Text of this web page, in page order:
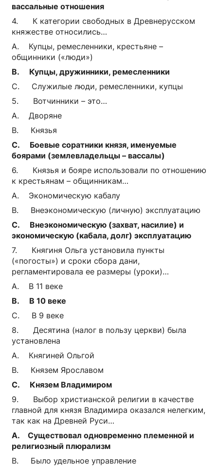
вассальные отношения
4. К категории свободных в Древнерусском
княжестве относились…
A. Купцы, ремесленники, крестьяне –
общинники («люди»)
B. Купцы, дружинники, ремесленники
C. Служилые люди, ремесленники, купцы
5. Вотчинники – это…
A. Дворяне
B. Князья
C. Боевые соратники князя, именуемые
боярами (землевладельцы – вассалы)
6. Князья и бояре использовали по отношению
к крестьянам – общинникам…
A. Экономическую кабалу
B. Внеэкономическую (личную) эксплуатацию
C. Внеэкономическую (захват, насилие) и
экономическую (кабала, долг) эксплуатацию
7. Княгиня Ольга установила пункты
(«погосты») и сроки сбора дани,
регламентировала ее размеры (уроки)…
A. В 11 веке
B. В 10 веке
C. В 9 веке
8. Десятина (налог в пользу церкви) была
установлена
A. Княгиней Ольгой
B. Князем Ярославом
C. Князем Владимиром
9. Выбор христианской религии в качестве
главной для князя Владимира оказался нелегким,
так как на Древней Руси…
A. Существовал одновременно племенной и
религиозный плюрализм
B. Было удельное управление